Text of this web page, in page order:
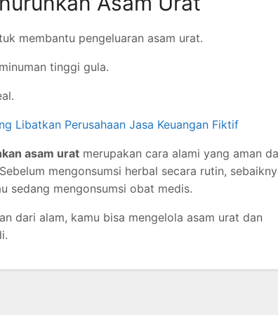
membantu pengeluaran asam urat.
tinggi gula.
Libatkan Perusahaan Jasa Keuangan Fiktif
asam urat merupakan cara alami yang aman
mengonsumsi herbal secara rutin,
sedang mengonsumsi obat medis.
dari alam, kamu bisa mengelola asam urat dan